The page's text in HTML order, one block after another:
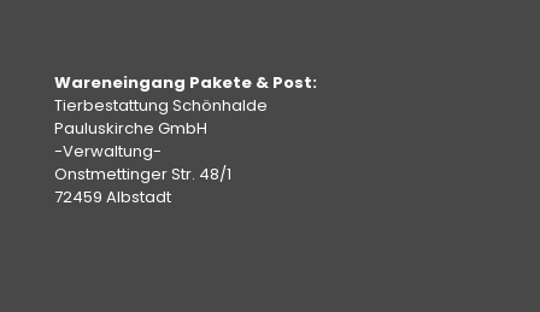
Wareneingang Pakete & Post:
Tierbestattung Schönhalde
Pauluskirche GmbH
-Verwaltung-
Onstmettinger Str. 48/1
72459 Albstadt